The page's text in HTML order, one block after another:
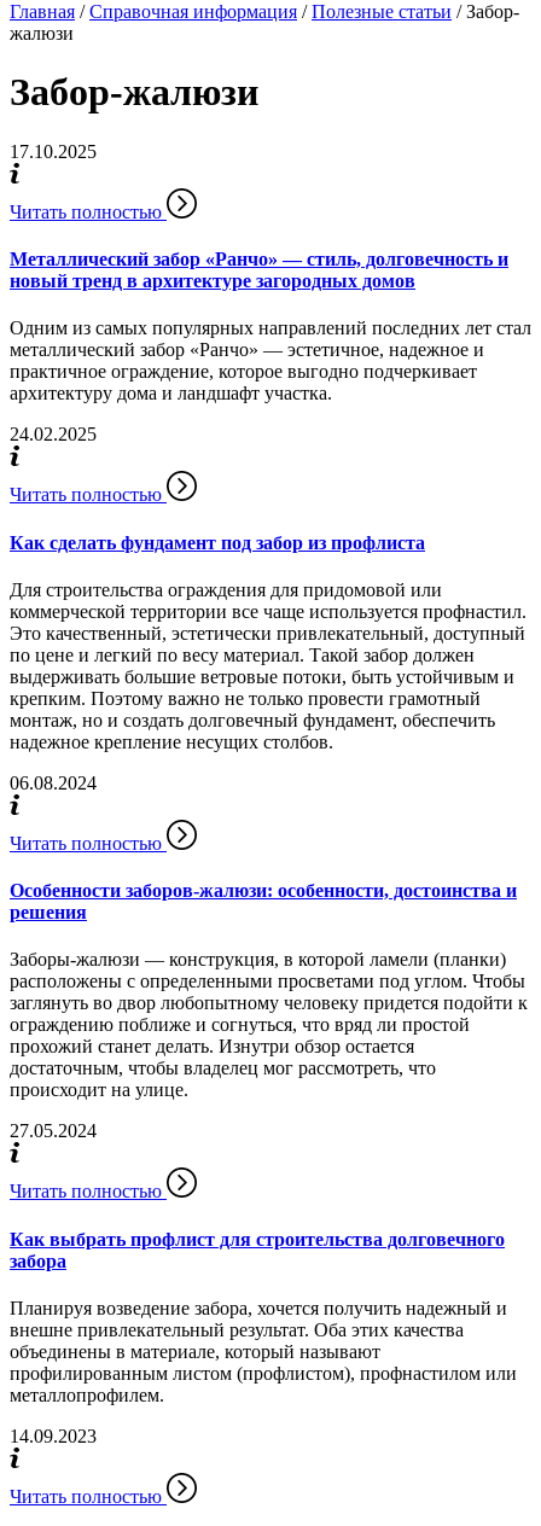
Главная /Справочная информация /Полезные статьи /Забор-
жалюзи
Забор-жалюзи
17.10.2025
Читать полностью
Металлический забор «Ранчо» — стиль, долговечность и
новый тренд в архитектуре загородных домов
Одним из самых популярных направлений последних лет стал
металлический забор «Ранчо» — эстетичное, надежное и
практичное ограждение, которое выгодно подчеркивает
архитектуру дома и ландшафт участка.
24.02.2025
Читать полностью
Как сделать фундамент под забор из профлиста
Для строительства ограждения для придомовой или
коммерческой территории все чаще используется профнастил.
Это качественный, эстетически привлекательный, доступный
по цене и легкий по весу материал. Такой забор должен
выдерживать большие ветровые потоки, быть устойчивым и
крепким. Поэтому важно не только провести грамотный
монтаж, но и создать долговечный фундамент, обеспечить
надежное крепление несущих столбов.
06.08.2024
Читать полностью
Особенности заборов-жалюзи: особенности, достоинства и
решения
Заборы-жалюзи — конструкция, в которой ламели (планки)
расположены с определенными просветами под углом. Чтобы
заглянуть во двор любопытному человеку придется подойти к
ограждению поближе и согнуться, что вряд ли простой
прохожий станет делать. Изнутри обзор остается
достаточным, чтобы владелец мог рассмотреть, что
происходит на улице.
27.05.2024
Читать полностью
Как выбрать профлист для строительства долговечного
забора
Планируя возведение забора, хочется получить надежный и
внешне привлекательный результат. Оба этих качества
объединены в материале, который называют
профилированным листом (профлистом), профнастилом или
металлопрофилем.
14.09.2023
Читать полностью